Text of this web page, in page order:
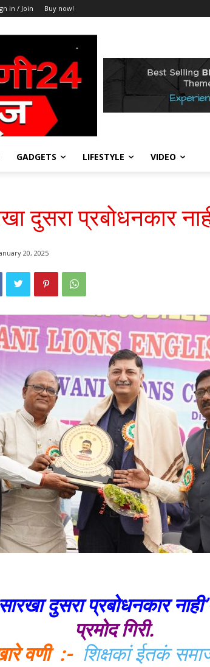
in / Join Buy now!
GADGETS LIFESTYLE VIDEO
दुसरा प्रबोधनकार
20, 2025
सारखा दुसरा प्रबोधनकार
प्रमोद गिरी.
वणी :- शिक्षकां ईतकं